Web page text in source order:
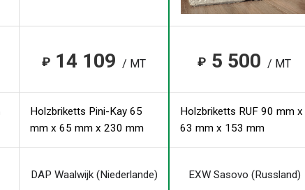
₽ 14 109 / MT ₽ 5 500 / MT
Holzbriketts Pini-Kay 65
mm x 65 mm x 230 mm
Holzbriketts RUF 90 mm x
63 mm x 153 mm
DAP Waalwijk (Niederlande) EXW Sasovo (Russland)